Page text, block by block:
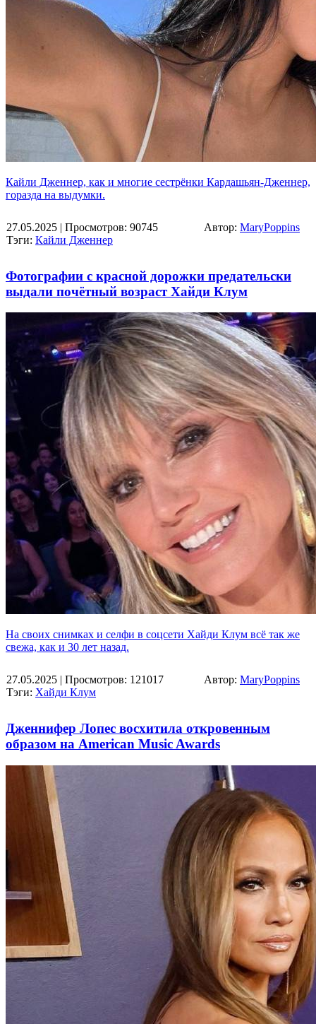
Кайли Дженнер, как и многие сестрёнки Кардашьян-Дженнер,
горазда на выдумки.
27.05.2025 | Просмотров: 90745
Тэги: Кайли Дженнер
Автор: MaryPoppins
Фотографии с красной дорожки предательски
выдали почётный возраст Хайди Клум
На своих снимках и селфи в соцсети Хайди Клум всё так же
свежа, как и 30 лет назад.
27.05.2025 | Просмотров: 121017
Тэги: Хайди Клум
Автор: MaryPoppins
Дженнифер Лопес восхитила откровенным
образом на American Music Awards